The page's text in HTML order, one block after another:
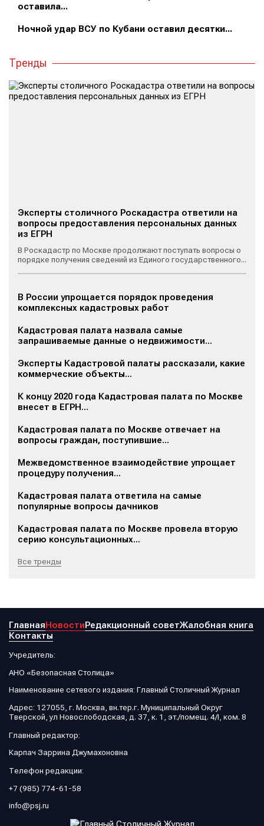
оставила...
Ночной удар ВСУ по Кубани оставил десятки...
Тренды
Эксперты столичного Роскадастра ответили на
вопросы предоставления персональных данных
из ЕГРН
В Роскадастр по Москве продолжают поступать вопросы о
порядке получения сведений из Единого государственного...
В России упрощается порядок проведения
комплексных кадастровых работ
Кадастровая палата назвала самые
запрашиваемые данные о недвижимости...
Эксперты Кадастровой палаты рассказали, какие
коммерческие объекты...
К концу 2020 года Кадастровая палата по Москве
внесет в ЕГРН...
Кадастровая палата по Москве отвечает на
вопросы граждан, поступившие...
Межведомственное взаимодействие упрощает
процедуру получения...
Кадастровая палата ответила на самые
популярные вопросы дачников
Кадастровая палата по Москве провела вторую
серию консультационных...
Все тренды
ГлавнаяНовостиРедакционный советЖалобная книга
Контакты
Учредитель:
АНО «Безопасная Столица»
Наименование сетевого издания: Главный Столичный Журнал
Адрес: 127055, г. Москва, вн.тер.г. Муниципальный Округ
Тверской, ул Новослободская, д. 37, к. 1, эт./помещ. 4/I, ком. 8
Главный редактор:
Карпач Заррина Джумахоновна
Телефон редакции:
+7 (985) 774-61-58
info@psj.ru